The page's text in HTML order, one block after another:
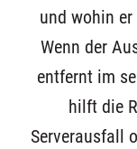
und wohin
Wenn der
entfernt im
hilft die
Serverausfall